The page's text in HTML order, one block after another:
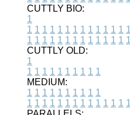
CUTTLY BIO:
1
1 1 1 1 1 1 1 1 1 1 1 1 1 1
1 1 1 1 1 1 1 1 1 1 1 1 1 1
CUTTLY OLD:
1
1 1 1 1 1 1 1 1 1 1
MEDIUM:
1 1 1 1 1 1 1 1 1 1
1 1 1 1 1 1 1 1 1 1 1 1 1 1